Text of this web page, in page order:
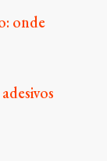
onde